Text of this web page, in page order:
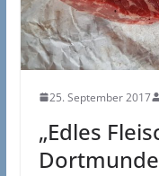
25. September 2017
„Edles